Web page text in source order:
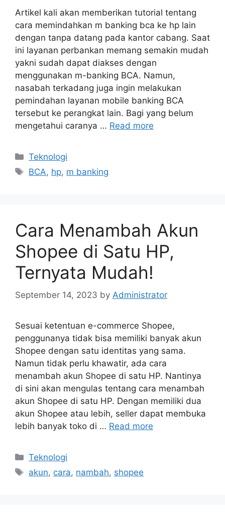
Artikel kali akan memberikan tutorial tentang
cara memindahkan m banking bca ke hp lain
dengan tanpa datang pada kantor cabang. Saat
ini layanan perbankan memang semakin mudah
yakni sudah dapat diakses dengan
menggunakan m-banking BCA. Namun,
nasabah terkadang juga ingin melakukan
pemindahan layanan mobile banking BCA
tersebut ke perangkat lain. Bagi yang belum
mengetahui caranya … Read more
Categories
Teknologi
Tags
BCA, hp, m banking
Cara Menambah Akun
Shopee di Satu HP,
Ternyata Mudah!
September 14, 2023 by Administrator
Sesuai ketentuan e-commerce Shopee,
penggunanya tidak bisa memiliki banyak akun
Shopee dengan satu identitas yang sama.
Namun tidak perlu khawatir, ada cara
menambah akun Shopee di satu HP. Nantinya
di sini akan mengulas tentang cara menambah
akun Shopee di satu HP. Dengan memiliki dua
akun Shopee atau lebih, seller dapat membuka
lebih banyak toko di … Read more
Categories
Teknologi
Tags
akun, cara, nambah, shopee